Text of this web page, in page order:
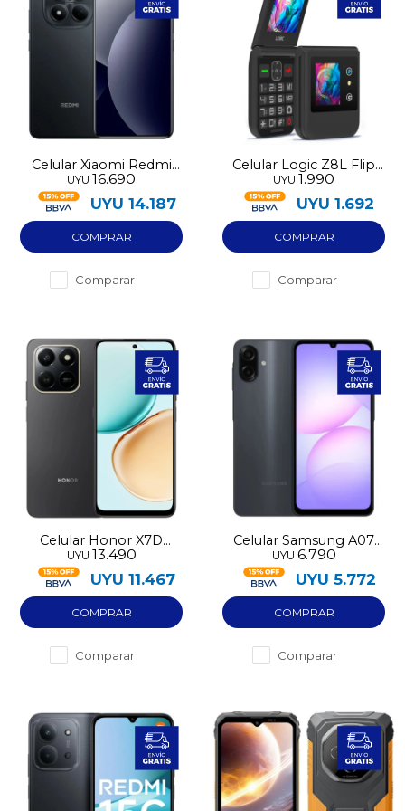
Celular Xiaomi Redmi
Note 15 Pro 4G 256GB
UYU 16.690
UYU 14.187
Comparar
Celular Logic Z8L Flip
LTE
UYU 1.990
UYU 1.692
Comparar
Celular Honor X7D
256GB LTE
UYU 13.490
UYU 11.467
Comparar
Celular Samsung A07
64GB
UYU 6.790
UYU 5.772
Comparar